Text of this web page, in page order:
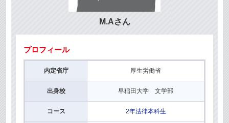
M.Aさん
プロフィール
内定省庁 厚生労働省
出身校 早稲田大学 文学部
コース 2年法律本科生